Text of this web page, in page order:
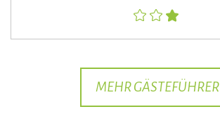
MEHR GÄSTEFÜHRER